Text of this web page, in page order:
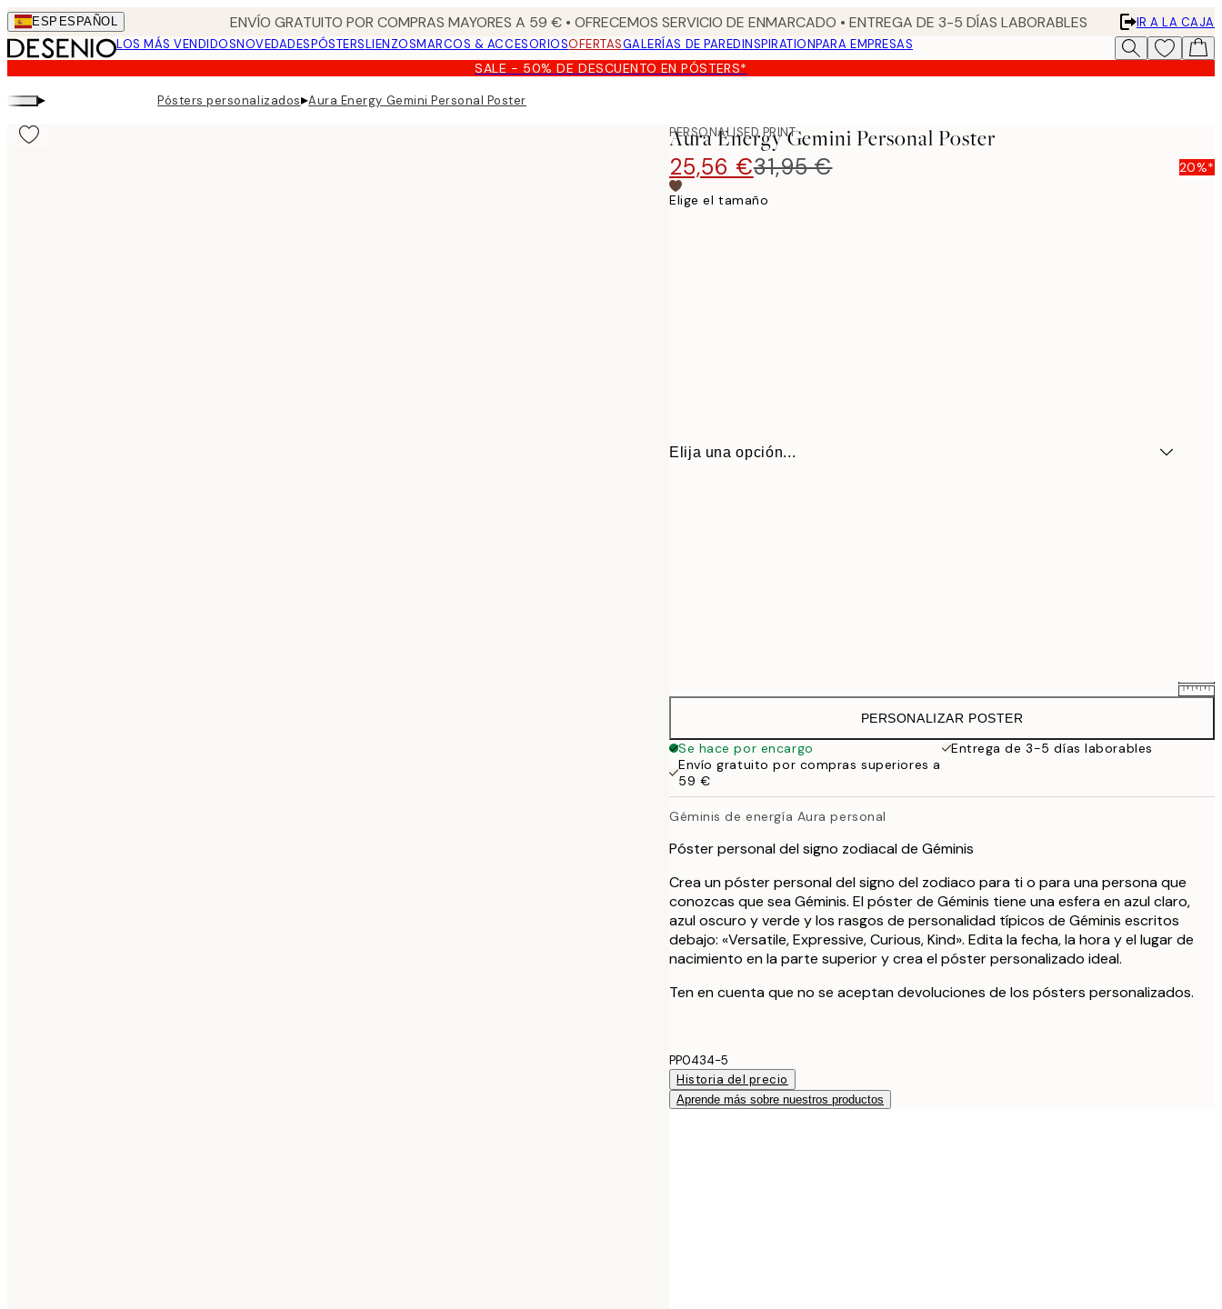
Skip
to
main
content.
ESP ESPAÑOL ENVÍO GRATUITO POR COMPRAS MAYORES A 59 € • OFRECEMOS SERVICIO DE ENMARCADO • ENTREGA DE 3-5 DÍAS LABORABLES
IR A LA CAJA
LOS MÁS VENDIDOSNOVEDADESPÓSTERSLIENZOSMARCOS & ACCESORIOSOFERTASGALERÍAS DE PAREDINSPIRATIONPARA EMPRESAS
SALE - 50% DE DESCUENTO EN PÓSTERS*
▸ Pósters personalizados▸Aura Energy Gemini Personal Poster
PERSONALISED PRINT
Aura Energy Gemini Personal Poster
25,56 €31,95 € 20%*
Elige el tamaño
Elija una opción...
31,95 €
50x70 cm
PERSONALIZAR POSTER
Se hace por encargo
Entrega de 3-5 días laborables
Envío gratuito por compras superiores a
59 €
Géminis de energía Aura personal
Póster personal del signo zodiacal de Géminis
Crea un póster personal del signo del zodiaco para ti o para una persona que
conozcas que sea Géminis. El póster de Géminis tiene una esfera en azul claro,
azul oscuro y verde y los rasgos de personalidad típicos de Géminis escritos
debajo: «Versatile, Expressive, Curious, Kind». Edita la fecha, la hora y el lugar de
nacimiento en la parte superior y crea el póster personalizado ideal.
Ten en cuenta que no se aceptan devoluciones de los pósters personalizados.
PP0434-5
Historia del precio
Aprende más sobre nuestros productos